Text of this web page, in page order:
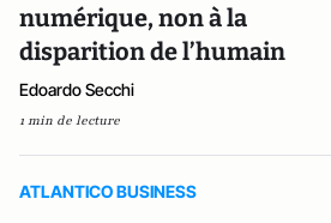
numérique, non à la
disparition de l’humain
Edoardo Secchi
1 min de lecture
ATLANTICO BUSINESS